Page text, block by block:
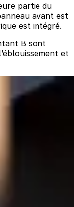
partie du
avant est
est intégré.
B sont
et